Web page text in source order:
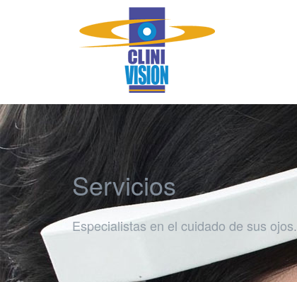
Servicios
Especialistas en el cuidado de sus ojos.